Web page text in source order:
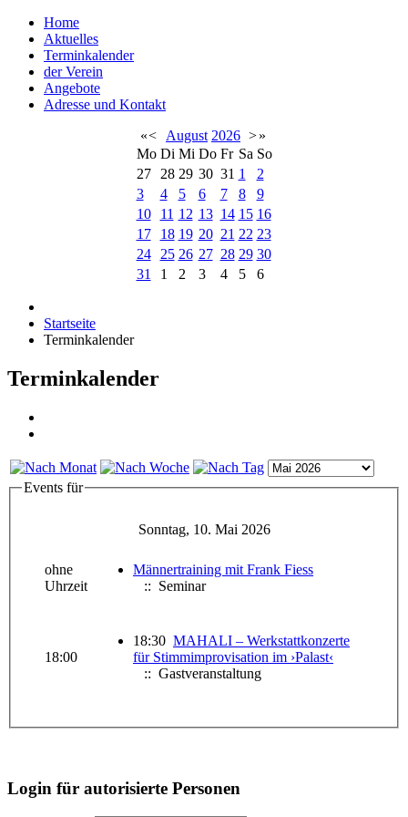
Home
Aktuelles
Terminkalender
der Verein
Angebote
Adresse und Kontakt
«< August 2026 >»
Mo Di Mi Do Fr Sa So
27
28 29 30 31 1
2
3
4 5 6 7 8
9
10
11 12 13 14 15 16
17
18 19 20 21 22 23
24
25 26 27 28 29 30
31
1 2 3 4 5 6
Startseite
Terminkalender
Terminkalender
Events für
Sonntag, 10. Mai 2026
ohne
Uhrzeit
Männertraining mit Frank Fiess
:: Seminar
18:00
18:30 MAHALI – Werkstattkonzerte
für Stimmimprovisation im ›Palast‹
:: Gastveranstaltung
Login für autorisierte Personen